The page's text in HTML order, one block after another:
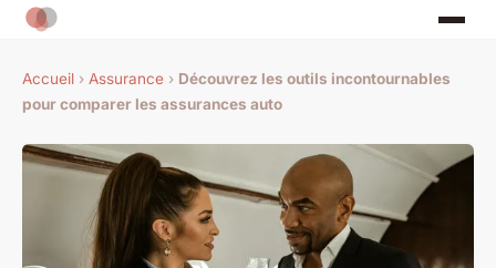
Accueil › Assurance › Découvrez les outils incontournables
pour comparer les assurances auto